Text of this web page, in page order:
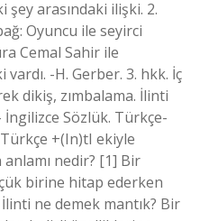
şey arasındaki ilişki. 2.
Oyuncu ile seyirci
Cemal Sahir ile
-H. Gerber. 3. hkk. İç
dikiş, zımbalama. İlinti
Sözlük. Türkçe-
+(In)tI ekiyle
nedir? [1] Bir
birine hitap ederken
ne demek mantık? Bir